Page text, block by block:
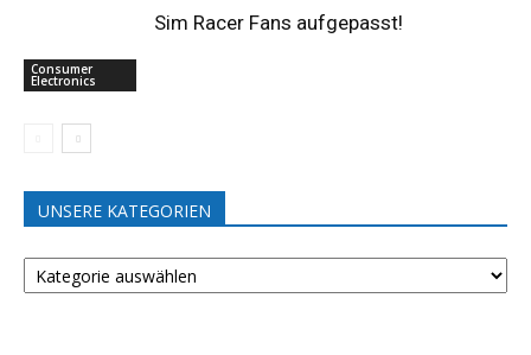
Consumer
Electronics
Sim Racer Fans aufgepasst!
UNSERE KATEGORIEN
UNSERE
KATEGORIEN